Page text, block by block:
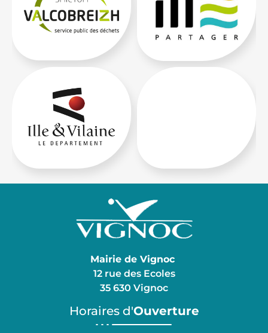
Mairie de Vignoc
12 rue des Ecoles
35 630 Vignoc
Horaires d'Ouverture